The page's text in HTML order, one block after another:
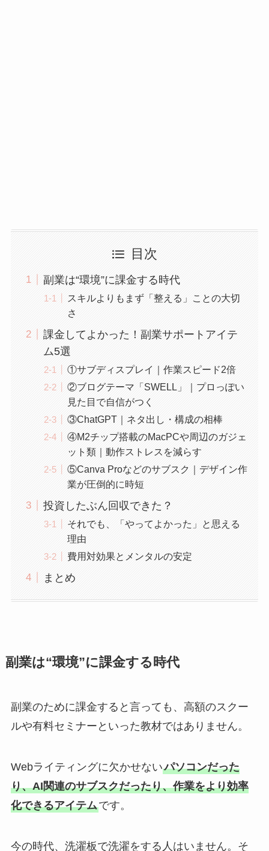
目次
副業は“環境”に課金する時代
スキルよりもまず「整える」ことの大切
さ
課金してよかった！副業サポートアイテ
ム5選
①サブディスプレイ｜作業スピード2倍
②ブログテーマ「SWELL」｜プロっぽい
見た目で自信がつく
③ChatGPT｜ネタ出し・構成の相棒
④M2チップ搭載のMacPCや周辺のガジェ
ット類｜動作ストレスを減らす
⑤Canva Proなどのサブスク｜デザイン作
業が圧倒的に時短
投資したぶん回収できた？
それでも、「やってよかった」と思える
理由
費用対効果とメンタルの安定
まとめ
副業は“環境”に課金する時代
副業のために課金すると言っても、高額のスクー
ルや有料セミナーといった教材ではありません。
Webライティングに欠かせないパソコンだった
り、AI関連のサブスクだったり、作業をより効率
化できるアイテムです。
今の時代、洗濯板で洗濯をする人はいません。そ